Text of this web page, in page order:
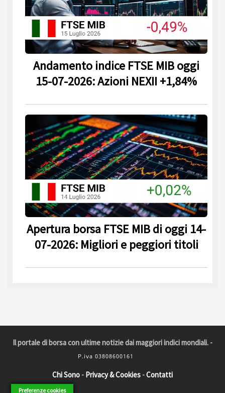
Andamento indice FTSE MIB oggi
15-07-2026: Azioni NEXII +1,84%
Apertura borsa FTSE MIB di oggi 14-
07-2026: Migliori e peggiori titoli
Il portale di borsa con ultime notizie dai maggiori indici mondiali. -
Chi Sono - Privacy & Cookies -Contatti
Preferenze cookies